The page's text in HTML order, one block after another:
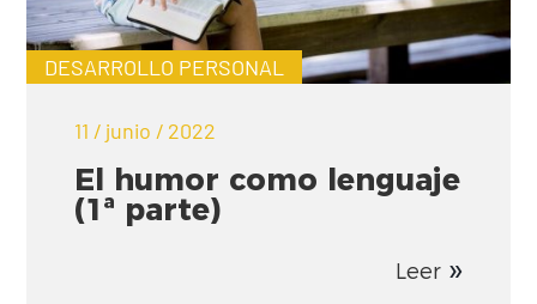
DESARROLLO PERSONAL
11 / junio / 2022
El humor como lenguaje
(1ª parte)
Leer